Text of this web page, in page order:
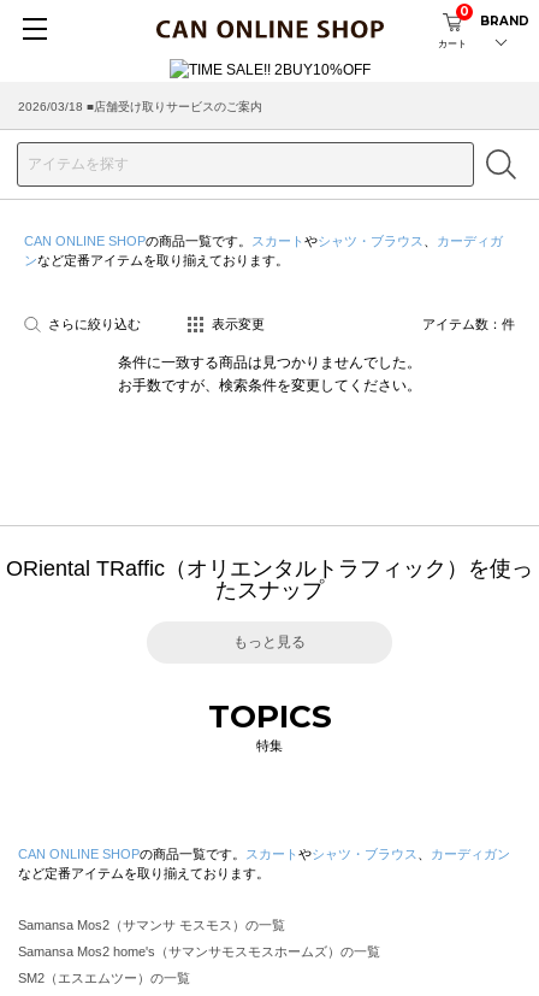
カート
0
BRAND
2026/03/18 ■店舗受け取りサービスのご案内
CAN ONLINE SHOPの商品一覧です。 スカート やシャツ・ブラウス
カーディガ
ンなど定番アイテムを取り揃えております。
さらに絞り込む 表示変更 アイテム数： 件
条件に一致する商品は見つかりませんでした。
お手数ですが、検索条件を変更してください。
ORiental TRaffic（オリエンタルトラフィック）を使っ
たスナップ
もっと見る
TOPICS
特集
CAN ONLINE SHOPの商品一覧です。 スカート やシャツ・ブラウス
カーディガン
など定番アイテムを取り揃えております。
Samansa Mos2（サマンサ モスモス）の一覧
Samansa Mos2 home's（サマンサモスモスホームズ）の一覧
SM2（エスエムツー）の一覧